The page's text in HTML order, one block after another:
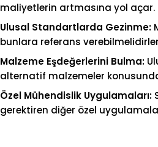
maliyetlerin artmasına yol açar.
Ulusal Standartlarda Gezinme:
bunlara referans
Malzeme Eşdeğerlerini Bulma:
alternatif malzemeler
Özel Mühendislik Uygulamaları:
gerektiren diğer özel